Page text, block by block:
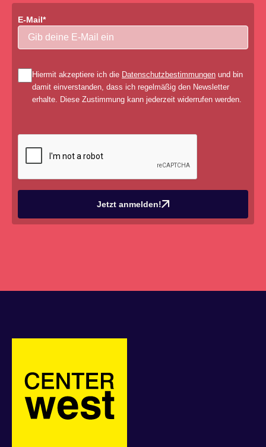
E-Mail*
Hiermit akzeptiere ich die Datenschutzbestimmungen und bin
damit einverstanden, dass ich regelmäßig den Newsletter
erhalte. Diese Zustimmung kann jederzeit widerrufen werden.
Jetzt anmelden!